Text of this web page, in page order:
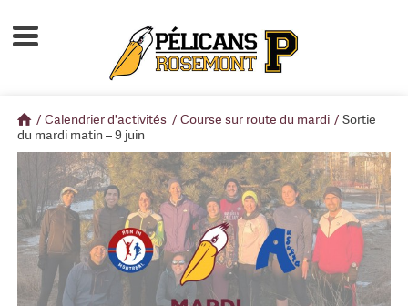
Accueil
Calendrier d'activités
Boutique
Devenir membre
/ Calendrier d'activités / Course sur route du mardi / Sortie
du mardi matin – 9 juin